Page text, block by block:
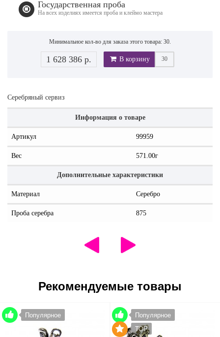
Государственная проба
На всех изделиях имеется проба и клеймо мастера
Минимальное кол-во для заказа этого товара: 30.
1 628 386 р. В корзину
Серебряный сервиз
Информация о товаре
Артикул 99959
Вес 571.00г
Дополнительные характеристики
Материал Серебро
Проба серебра 875
Рекомендуемые товары
Популярное
Популярное
TOP